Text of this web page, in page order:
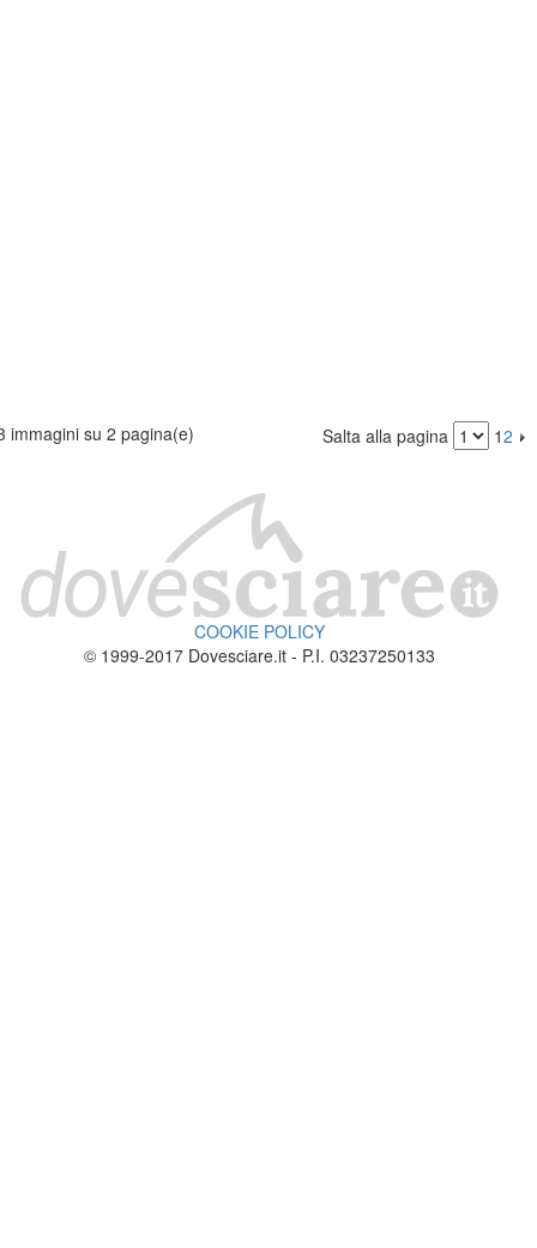
immagini su 2 pagina(e) Salta alla pagina 12
COOKIE POLICY
© 1999-2017 Dovesciare.it - P.I. 03237250133